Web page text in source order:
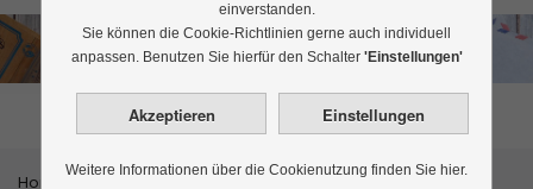
Flugtee
Home
einverstanden.
Sie können die Cookie-Richtlinien gerne auch individuell
anpassen. Benutzen Sie hierfür den Schalter 'Einstellungen'
Weitere Informationen über die Cookienutzung finden Sie hier.